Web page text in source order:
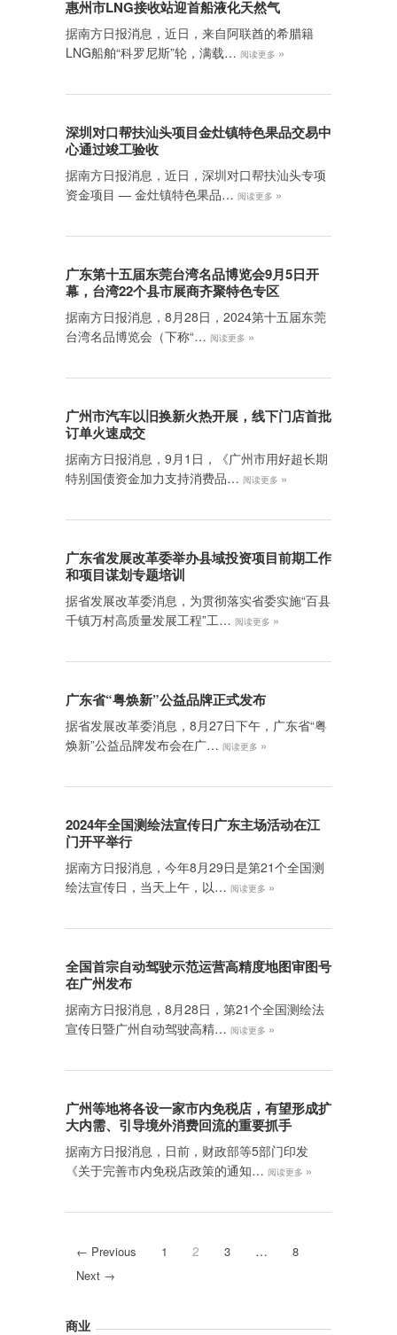
惠州市LNG接收站迎首船液化天然气
据南方日报消息，近日，来自阿联酋的希腊籍
LNG船舶“科罗尼斯”轮，满载… 阅读更多 »
深圳对口帮扶汕头项目金灶镇特色果品交易中
心通过竣工验收
据南方日报消息，近日，深圳对口帮扶汕头专项
资金项目 — 金灶镇特色果品… 阅读更多 »
广东第十五届东莞台湾名品博览会9月5日开
幕，台湾22个县市展商齐聚特色专区
据南方日报消息，8月28日，2024第十五届东莞
台湾名品博览会（下称“… 阅读更多 »
广州市汽车以旧换新火热开展，线下门店首批
订单火速成交
据南方日报消息，9月1日，《广州市用好超长期
特别国债资金加力支持消费品… 阅读更多 »
广东省发展改革委举办县域投资项目前期工作
和项目谋划专题培训
据省发展改革委消息，为贯彻落实省委实施“百县
千镇万村高质量发展工程”工… 阅读更多 »
广东省“粤焕新”公益品牌正式发布
据省发展改革委消息，8月27日下午，广东省“粤
焕新”公益品牌发布会在广… 阅读更多 »
2024年全国测绘法宣传日广东主场活动在江
门开平举行
据南方日报消息，今年8月29日是第21个全国测
绘法宣传日，当天上午，以… 阅读更多 »
全国首宗自动驾驶示范运营高精度地图审图号
在广州发布
据南方日报消息，8月28日，第21个全国测绘法
宣传日暨广州自动驾驶高精… 阅读更多 »
广州等地将各设一家市内免税店，有望形成扩
大内需、引导境外消费回流的重要抓手
据南方日报消息，日前，财政部等5部门印发
《关于完善市内免税店政策的通知… 阅读更多 »
← Previous 1 2 3 …
8
Next →
商业